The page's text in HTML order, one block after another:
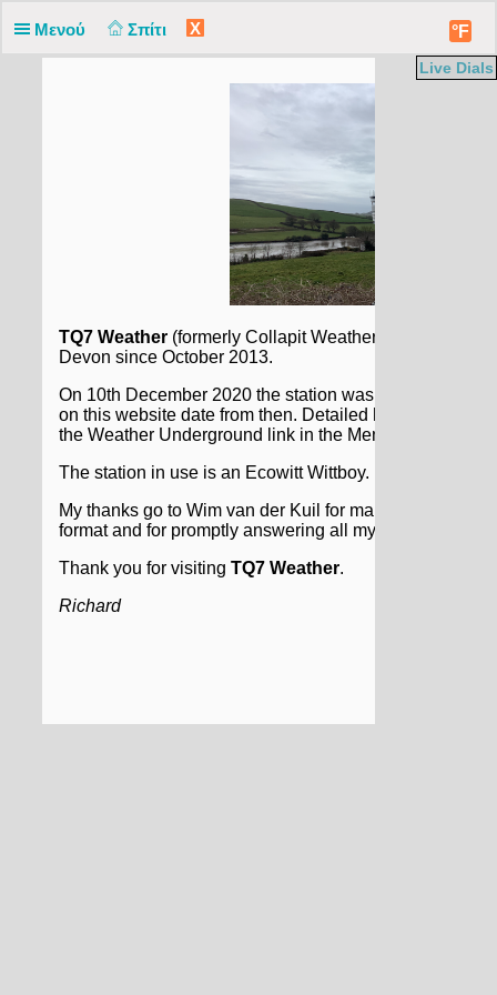
Μενού Σπίτι X °F
Live Dials